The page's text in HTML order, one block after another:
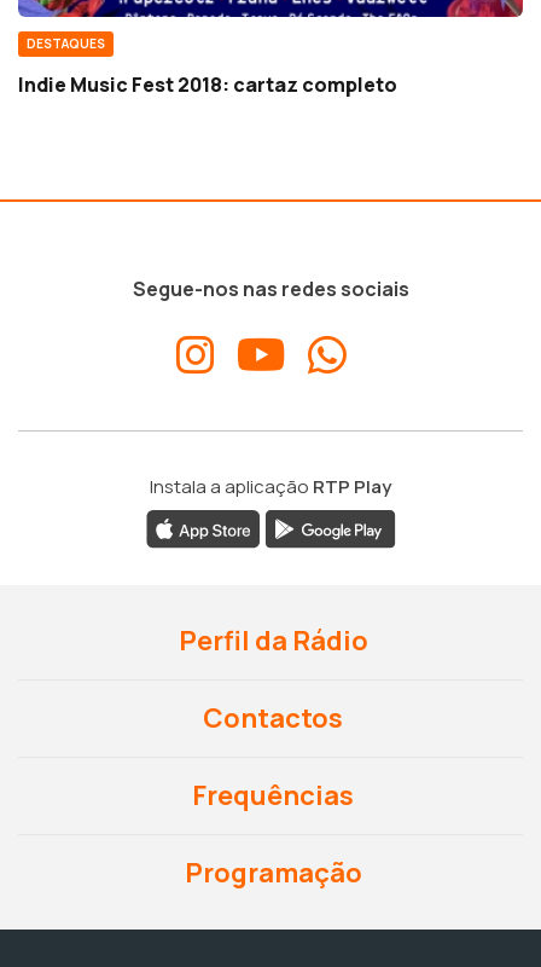
DESTAQUES
Indie Music Fest 2018: cartaz completo
Segue-nos nas redes sociais
Instala a aplicação RTP Play
Perfil da Rádio
Contactos
Frequências
Programação